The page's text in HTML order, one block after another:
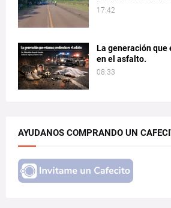
17:42
La generación que
en el asfalto.
08:33
AYUDANOS COMPRANDO UN